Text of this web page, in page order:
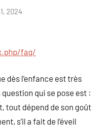
2024
faq/
dès l’enfance est très
qui se pose est :
tout dépend de son goût
s’il a fait de l’éveil